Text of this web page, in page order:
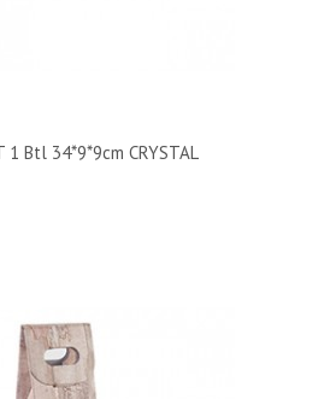
1 Btl 34*9*9cm CRYSTAL